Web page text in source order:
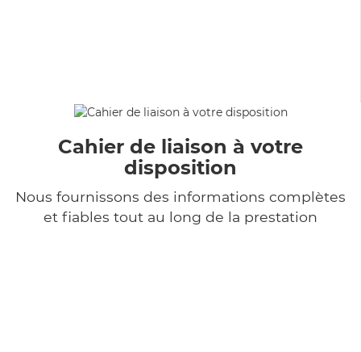
Cahier de liaison à votre
disposition
Nous fournissons des informations complètes
et fiables tout au long de la prestation